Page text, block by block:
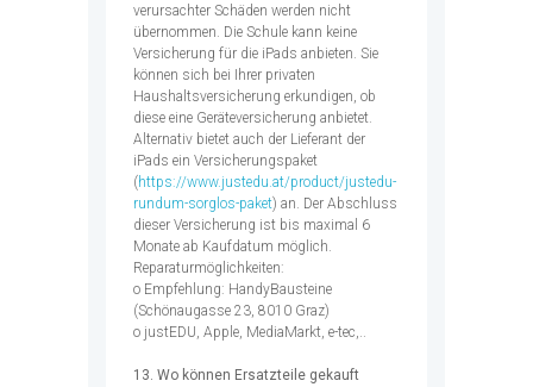
verursachter Schäden werden nicht
übernommen. Die Schule kann keine
Versicherung für die iPads anbieten. Sie
können sich bei Ihrer privaten
Haushaltsversicherung erkundigen, ob
diese eine Geräteversicherung anbietet.
Alternativ bietet auch der Lieferant der
iPads ein Versicherungspaket
(https://www.justedu.at/product/justedu-
rundum-sorglos-paket) an. Der Abschluss
dieser Versicherung ist bis maximal 6
Monate ab Kaufdatum möglich.
Reparaturmöglichkeiten:
o Empfehlung: HandyBausteine
(Schönaugasse 23, 8010 Graz)
o justEDU, Apple, MediaMarkt, e-tec,..
13. Wo können Ersatzteile gekauft